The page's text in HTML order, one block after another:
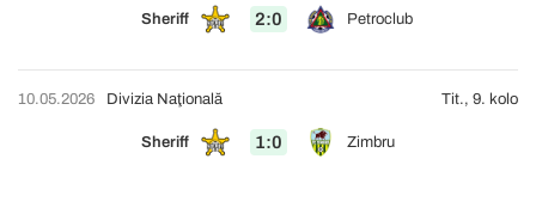
Sheriff 2:0 Petroclub
10.05.2026
Sheriff 1:0 Zimbru
Divizia Naţională Tit., 9. kolo